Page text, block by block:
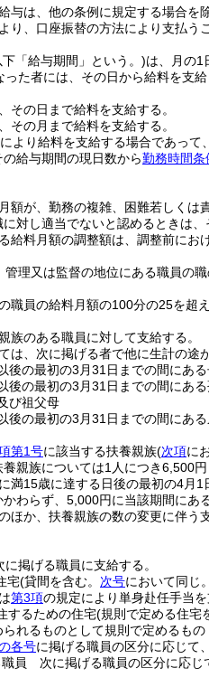
与は、他の条例に規定する場合を
り、口座振替の方法により支払う
「給与期間」という。)は、月の1
った者には、その日から給料を支
その日まで給料を支給する。
その月まで給料を支給する。
より給料を支給する場合であって
給与期間の現日数から勤務時間
額が、勤務の複雑、困難若しく
対し適当でないと認めるときは
給料月額の調整額は、調整前にお
管理又は監督の地位にある職員の
職員の給料月額の100分の25を超
族のある職員に対して支給する。
は、次に掲げる者で他に生計の途
後の最初の3月31日までの間にあ
後の最初の3月31日までの間にあ
び祖父母
後の最初の3月31日までの間にある
第1号に該当する扶養親族(次項に
親族については1人につき6,500円
満15歳に達する日後の最初の4月
かわらず、5,000円に当該期間にあ
ほか、扶養親族の数の変更に伴う
掲げる職員に支給する。
宅(貸間を含む。 次号において同じ
第3項の規定により単身赴任手当
するための住宅(規則で定める住宅
れるものとして規則で定めるもの
各号に掲げる職員の区分に応じて、
職員 次に掲げる職員の区分に応じ